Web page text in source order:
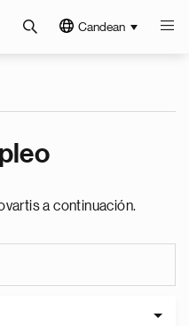
Candean
a continuación.